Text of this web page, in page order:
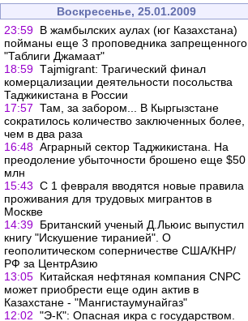
Воскресенье, 25.01.2009
23:59 В жамбылских аулах (юг Казахстана)
пойманы еще 3 проповедника запрещенного
"Таблиги Джамаат"
18:59 Тajmigrant: Трагический финал
комерцализации деятельности посольства
Таджикистана в России
17:57 Там, за забором... В Кыргызстане
сократилось количество заключенных более,
чем в два раза
16:48 Аграрный сектор Таджикистана. На
преодоление убыточности брошено еще $50
млн
15:43 С 1 февраля вводятся новые правила
проживания для трудовых мигрантов в
Москве
14:39 Британский ученый Д.Льюис выпустил
книгу "Искушение тиранией". О
геополитическом соперничестве США/КНР/
РФ за ЦентрАзию
13:05 Китайская нефтяная компания CNPC
может приобрести еще один актив в
Казахстане - "Мангистаумунайгаз"
12:02 "Э-К": Опасная икра с государством.